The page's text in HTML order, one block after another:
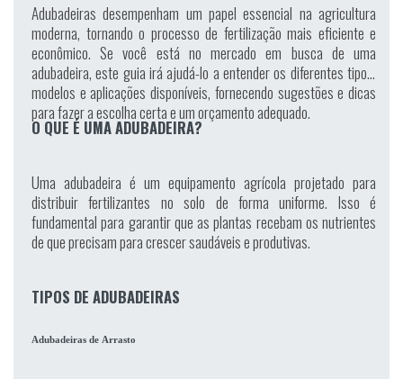
Adubadeiras desempenham um papel essencial na agricultura
moderna, tornando o processo de fertilização mais eficiente e
econômico. Se você está no mercado em busca de uma
adubadeira, este guia irá ajudá-lo a entender os diferentes tipos,
modelos e aplicações disponíveis, fornecendo sugestões e dicas
para fazer a escolha certa e um orçamento adequado.
O QUE É UMA ADUBADEIRA?
Uma adubadeira é um equipamento agrícola projetado para
distribuir fertilizantes no solo de forma uniforme. Isso é
fundamental para garantir que as plantas recebam os nutrientes
de que precisam para crescer saudáveis e produtivas.
TIPOS DE ADUBADEIRAS
Adubadeiras de Arrasto